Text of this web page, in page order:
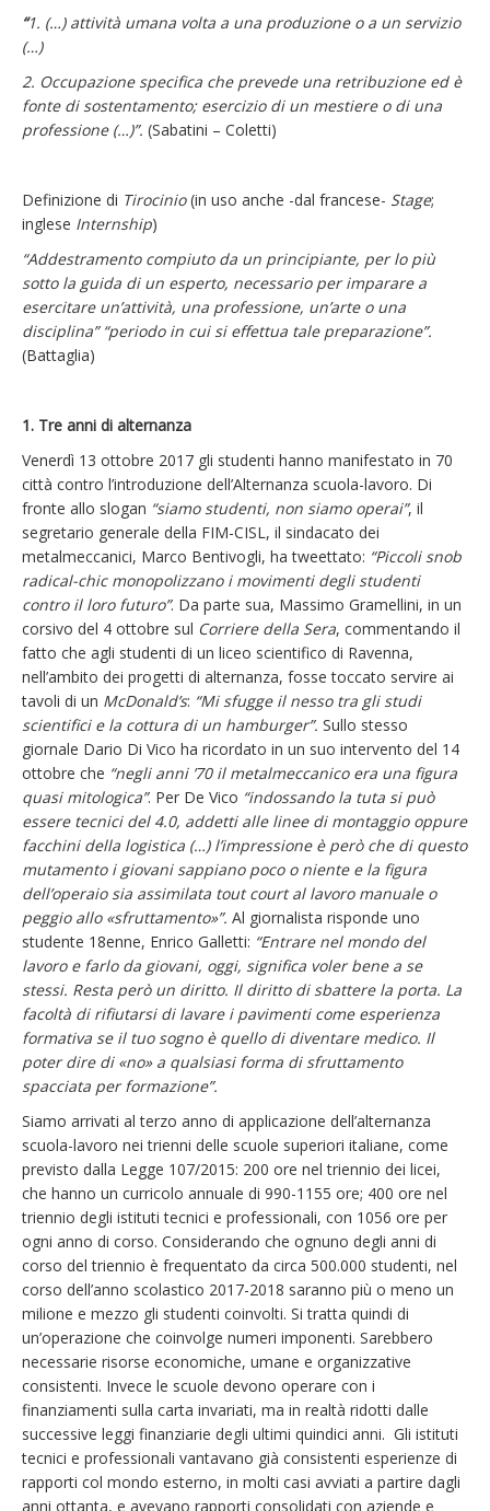
“1. (…) attività umana volta a una produzione o a un servizio
(…)
2. Occupazione specifica che prevede una retribuzione ed è
fonte di sostentamento; esercizio di un mestiere o di una
professione (…)”. (Sabatini – Coletti)
Definizione di Tirocinio(in uso anche -dal francese- Stage;
inglese Internship)
“Addestramento compiuto da un principiante, per lo più
sotto la guida di un esperto, necessario per imparare a
esercitare un’attività, una professione, un’arte o una
disciplina” “periodo in cui si effettua tale preparazione”.
(Battaglia)
1. Tre anni di alternanza
Venerdì 13 ottobre 2017 gli studenti hanno manifestato in 70
città contro l’introduzione dell’Alternanza scuola-lavoro. Di
fronte allo slogan “siamo studenti, non siamo operai”, il
segretario generale della FIM-CISL, il sindacato dei
metalmeccanici, Marco Bentivogli, ha tweettato: “Piccoli snob
radical-chic monopolizzano i movimenti degli studenti
contro il loro futuro”. Da parte sua, Massimo Gramellini, in un
corsivo del 4 ottobre sul Corriere della Sera, commentando il
fatto che agli studenti di un liceo scientifico di Ravenna,
nell’ambito dei progetti di alternanza, fosse toccato servire ai
tavoli di un McDonald’s: “Mi sfugge il nesso tra gli studi
scientifici e la cottura di un hamburger”. Sullo stesso
giornale Dario Di Vico ha ricordato in un suo intervento del 14
ottobre che “negli anni ’70 il metalmeccanico era una figura
quasi mitologica”. Per De Vico “indossando la tuta si può
essere tecnici del 4.0, addetti alle linee di montaggio oppure
facchini della logistica (…) l’impressione è però che di questo
mutamento i giovani sappiano poco o niente e la figura
dell’operaio sia assimilata tout court al lavoro manuale o
peggio allo «sfruttamento»”. Al giornalista risponde uno
studente 18enne, Enrico Galletti: “Entrare nel mondo del
lavoro e farlo da giovani, oggi, significa voler bene a se
stessi. Resta però un diritto. Il diritto di sbattere la porta. La
facoltà di rifiutarsi di lavare i pavimenti come esperienza
formativa se il tuo sogno è quello di diventare medico. Il
poter dire di «no» a qualsiasi forma di sfruttamento
spacciata per formazione”.
Siamo arrivati al terzo anno di applicazione dell’alternanza
scuola-lavoro nei trienni delle scuole superiori italiane, come
previsto dalla Legge 107/2015: 200 ore nel triennio dei licei,
che hanno un curricolo annuale di 990-1155 ore; 400 ore nel
triennio degli istituti tecnici e professionali, con 1056 ore per
ogni anno di corso. Considerando che ognuno degli anni di
corso del triennio è frequentato da circa 500.000 studenti, nel
corso dell’anno scolastico 2017-2018 saranno più o meno un
milione e mezzo gli studenti coinvolti. Si tratta quindi di
un’operazione che coinvolge numeri imponenti. Sarebbero
necessarie risorse economiche, umane e organizzative
consistenti. Invece le scuole devono operare con i
finanziamenti sulla carta invariati, ma in realtà ridotti dalle
successive leggi finanziarie degli ultimi quindici anni. Gli istituti
tecnici e professionali vantavano già consistenti esperienze di
rapporti col mondo esterno, in molti casi avviati a partire dagli
anni ottanta, e avevano rapporti consolidati con aziende e